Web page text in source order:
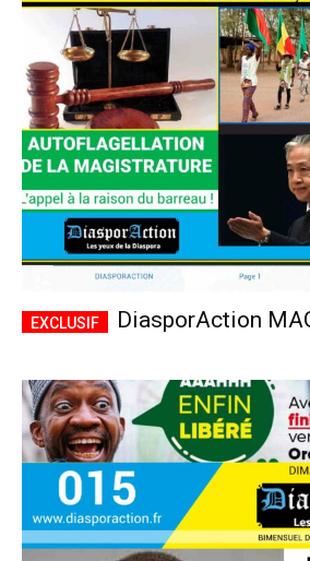
DiasporAction